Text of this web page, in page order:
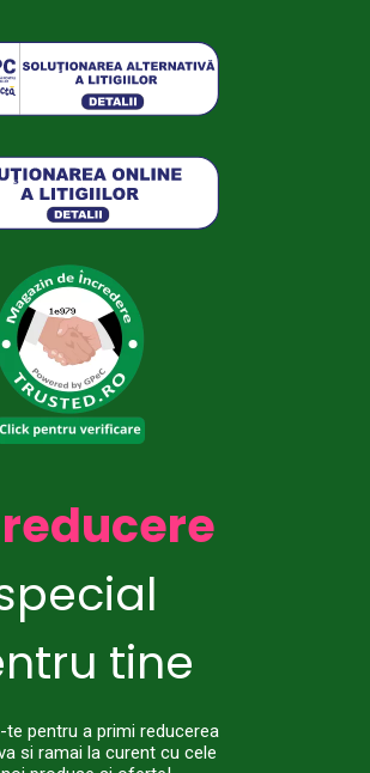
reducere
tine
te pentru a primi reducerea
si ramai la curent cu cele